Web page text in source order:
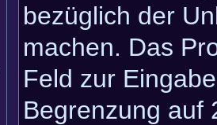
bezüglich der
machen. Das
Feld zur
Begrenzung auf